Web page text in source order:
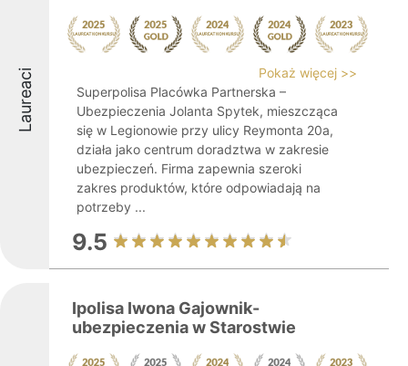
Laureaci
Pokaż więcej >>
Superpolisa Placówka Partnerska –
Ubezpieczenia Jolanta Spytek, mieszcząca
się w Legionowie przy ulicy Reymonta 20a,
działa jako centrum doradztwa w zakresie
ubezpieczeń. Firma zapewnia szeroki
zakres produktów, które odpowiadają na
potrzeby ...
9.5
Ipolisa Iwona Gajownik-
ubezpieczenia w Starostwie